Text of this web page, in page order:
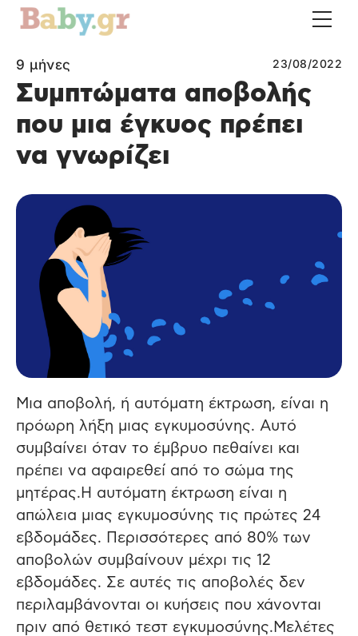
9 μήνες 23/08/2022
Συμπτώματα αποβολής
που μια έγκυος πρέπει
να γνωρίζει
Μια αποβολή, ή αυτόματη έκτρωση, είναι η
πρόωρη λήξη μιας εγκυμοσύνης. Αυτό
συμβαίνει όταν το έμβρυο πεθαίνει και
πρέπει να αφαιρεθεί από το σώμα της
μητέρας. Η αυτόματη έκτρωση είναι η
απώλεια μιας εγκυμοσύνης τις πρώτες 24
εβδομάδες. Περισσότερες από 80% των
αποβολών συμβαίνουν μέχρι τις 12
εβδομάδες. Σε αυτές τις αποβολές δεν
περιλαμβάνονται οι κυήσεις που χάνονται
πριν από θετικό τεστ εγκυμοσύνης.Μελέτες